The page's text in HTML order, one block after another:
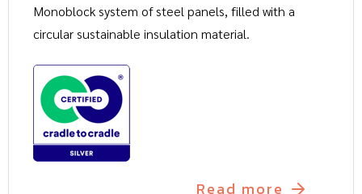
Monoblock system of steel panels, filled with a
circular sustainable insulation material.
Read more